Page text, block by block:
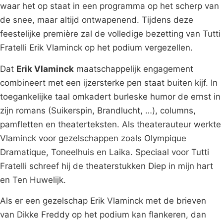
waar het op staat in een programma op het scherp van
de snee, maar altijd ontwapenend. Tijdens deze
feestelijke première zal de volledige bezetting van Tutti
Fratelli Erik Vlaminck op het podium vergezellen.
Dat Erik Vlaminck maatschappelijk engagement
combineert met een ijzersterke pen staat buiten kijf. In
toegankelijke taal omkadert burleske humor de ernst in
zijn romans (Suikerspin, Brandlucht, …), columns,
pamfletten en theaterteksten. Als theaterauteur werkte
Vlaminck voor gezelschappen zoals Olympique
Dramatique, Toneelhuis en Laika. Speciaal voor Tutti
Fratelli schreef hij de theaterstukken Diep in mijn hart
en Ten Huwelijk.
Als er een gezelschap Erik Vlaminck met de brieven
van Dikke Freddy op het podium kan flankeren, dan